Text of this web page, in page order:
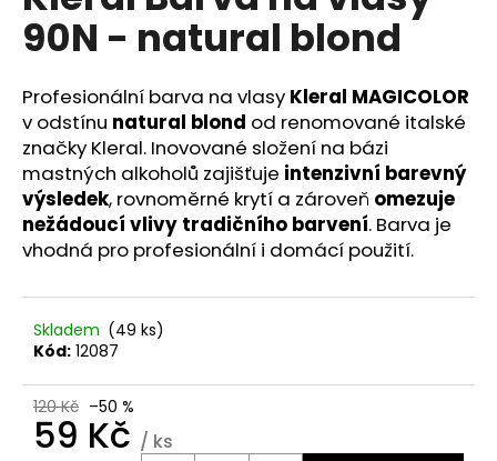
0,0
z
hvězdiček.
90N - natural blond
Profesionální barva na vlasy Kleral MAGICOLOR
v odstínu natural blond od renomované italské
značky Kleral. Inovované složení na bázi
mastných alkoholů zajišťuje intenzivní barevný
výsledek, rovnoměrné krytí a zároveň omezuje
nežádoucí vlivy tradičního barvení. Barva je
vhodná pro profesionální i domácí použití.
Skladem (49 ks)
Kód: 12087
120 Kč –50 %
59 Kč / ks
a
j
í
t
?
HLEDAT
D
o
p